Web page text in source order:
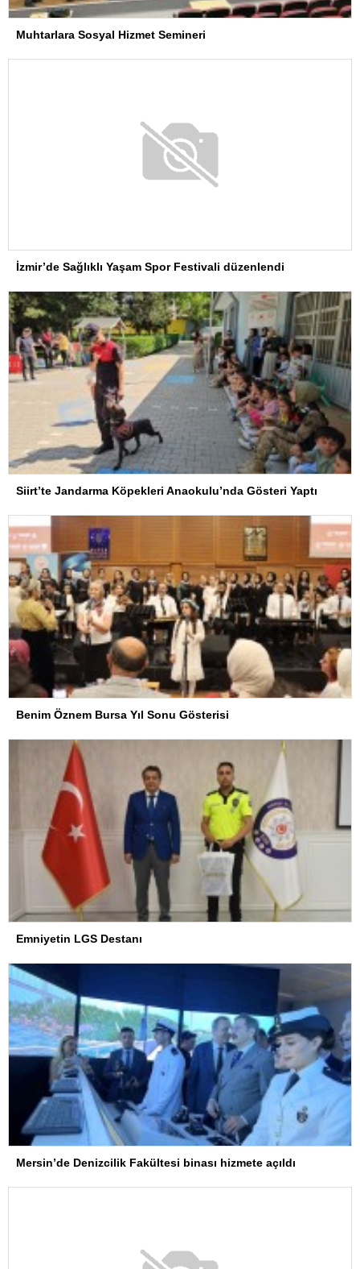
Muhtarlara Sosyal Hizmet Semineri
İzmir’de Sağlıklı Yaşam Spor Festivali düzenlendi
Siirt’te Jandarma Köpekleri Anaokulu’nda Gösteri Yaptı
Benim Öznem Bursa Yıl Sonu Gösterisi
Emniyetin LGS Destanı
Mersin’de Denizcilik Fakültesi binası hizmete açıldı